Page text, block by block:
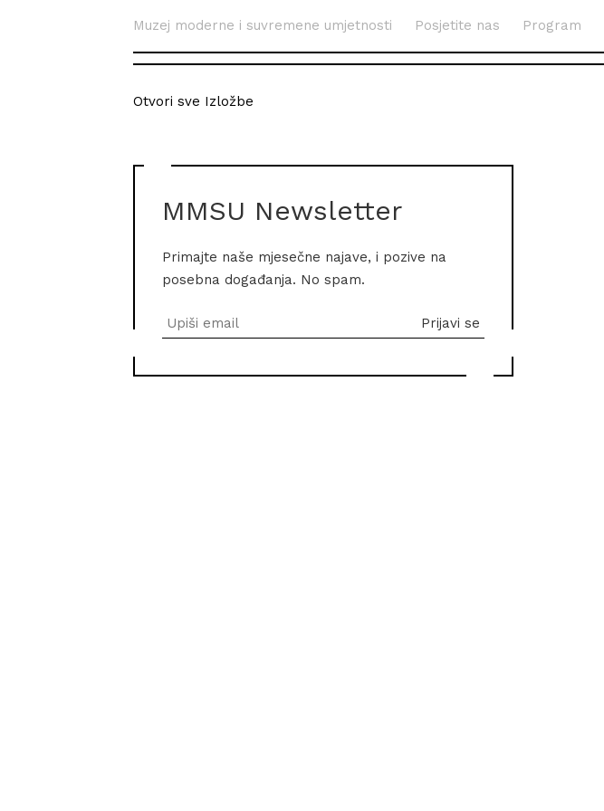
Muzej moderne i suvremene umjetnosti Posjetite nas Program
Otvori sve Izložbe
MMSU Newsletter
Primajte naše mjesečne najave, i pozive na
posebna događanja. No spam.